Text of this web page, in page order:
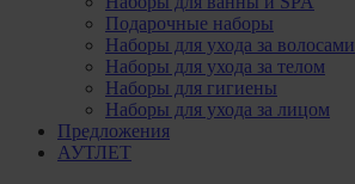
Подарочные наборы
Наборы для ухода за волосами
Наборы для ухода за телом
Наборы для гигиены
Наборы для ухода за лицом
Предложения
АУТЛЕТ